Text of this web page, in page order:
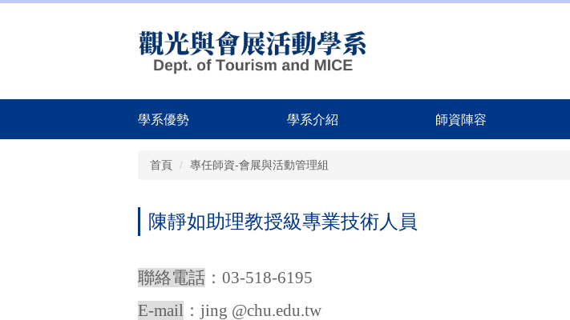
容
學系優勢 學系介紹 師資陣容
首頁 專任師資-會展與活動管理組
陳靜如助理教授級專業技術人員
聯絡電話 ：03-518-6195
E-mail ：jing @chu.edu.tw